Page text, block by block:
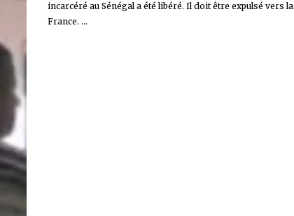
incarcéré au Sénégal a été libéré. Il doit être expulsé vers la
France. ...